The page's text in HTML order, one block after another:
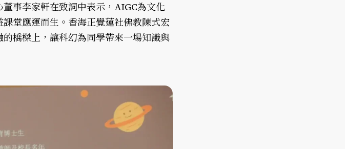
事李家軒在致詞中表示，AIGC為文化
堂應運而生。香海正覺蓮社佛教陳式宏
橋樑上，讓科幻為同學帶來一場知識與